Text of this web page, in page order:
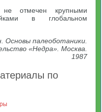
отмечен крупными
в глобальном
Основы палеоботаники.
«Недра». Москва.
1987
по